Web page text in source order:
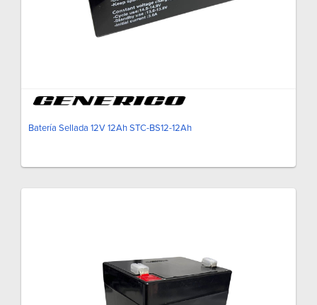
Batería Sellada 12V 12Ah STC-BS12-12Ah